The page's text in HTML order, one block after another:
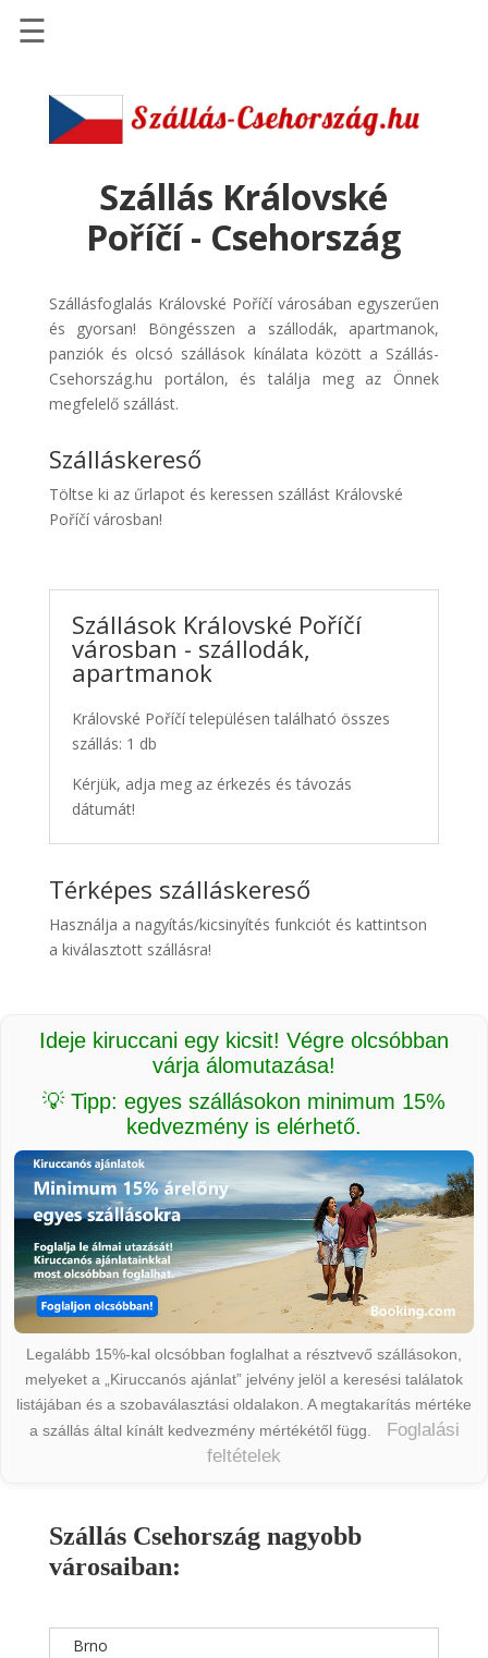
Szállások
Szállásinfo.eu
Repülőjegy
pénzvisszatérítéssel
Discover
Cars
Transzfer
Kiwi
Taxi
☰
Szállás Královské
Poříčí - Csehország
Szállásfoglalás Královské Poříčí városában egyszerűen
és gyorsan! Böngésszen a szállodák, apartmanok,
panziók és olcsó szállások kínálata között a Szállás-
Csehország.hu portálon, és találja meg az Önnek
megfelelő szállást.
Szálláskereső
Töltse ki az űrlapot és keressen szállást Královské
Poříčí városban!
Szállások Královské Poříčí
városban - szállodák,
apartmanok
Královské Poříčí településen található összes
szállás: 1 db
Kérjük, adja meg az érkezés és távozás
dátumát!
Térképes szálláskereső
Használja a nagyítás/kicsinyítés funkciót és kattintson
a kiválasztott szállásra!
Ideje kiruccani egy kicsit! Végre olcsóbban
várja álomutazása!
💡 Tipp: egyes szállásokon minimum 15%
kedvezmény is elérhető.
Legalább 15%-kal olcsóbban foglalhat a résztvevő szállásokon,
melyeket a „Kiruccanós ajánlat” jelvény jelöl a keresési találatok
listájában és a szobaválasztási oldalakon. A megtakarítás mértéke
a szállás által kínált kedvezmény mértékétől függ.
Foglalási
feltételek
Szállás Csehország nagyobb
városaiban:
Brno